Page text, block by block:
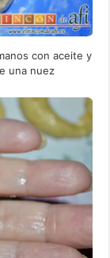
con aceite y
una nuez